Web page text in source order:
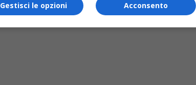
Acconsento
Gestisci le opzioni